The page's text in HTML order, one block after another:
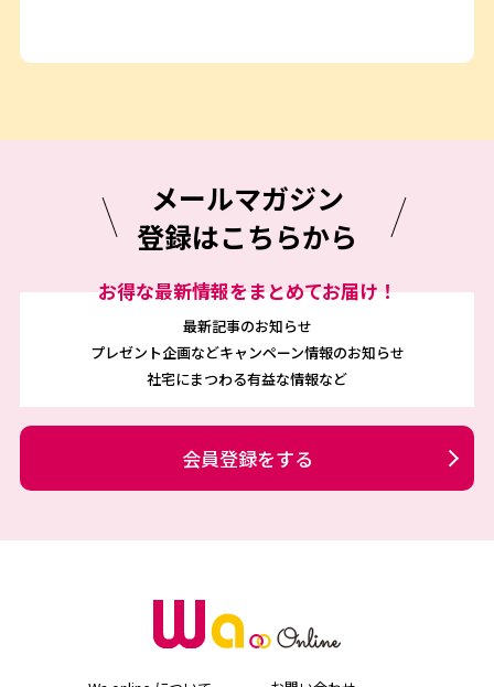
メールマガジン
登録はこちらから
お得な最新情報をまとめてお届け！
最新記事のお知らせ
プレゼント企画などキャンペーン情報のお知らせ
社宅にまつわる有益な情報など
会員登録をする